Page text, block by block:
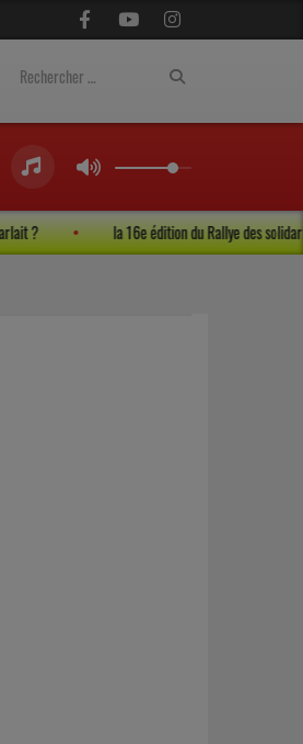
parlait ? la 16e édition du Rallye des